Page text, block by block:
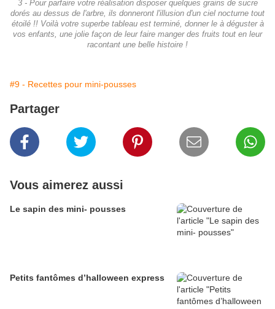
3 - Pour parfaire votre réalisation disposer quelques grains de sucre
dorés au dessus de l'arbre, ils donneront l'illusion d'un ciel nocturne tout
étoilé !! Voilà votre superbe tableau est terminé, donner le à déguster à
vos enfants, une jolie façon de leur faire manger des fruits tout en leur
racontant une belle histoire !
#9 - Recettes pour mini-pousses
Partager
Vous aimerez aussi
Le sapin des mini- pousses
Petits fantômes d’halloween express